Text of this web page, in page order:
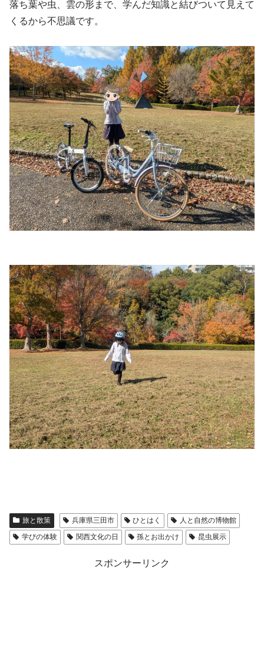
落ち葉や虫、雲の形まで、学んだ知識と結びついて見えて
くるから不思議です。
旅と散策 兵庫県三田市 ひとはく
人と自然の博物館
学びの体験
関西文化の日 孫とお出かけ 昆虫展示
スポンサーリンク